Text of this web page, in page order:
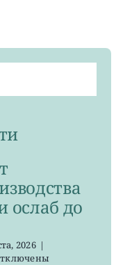
ослаб до
2026 |